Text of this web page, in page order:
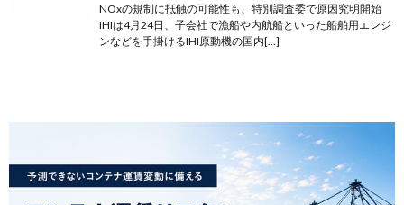
NOxの規制に抵触の可能性も、特別調査委で原因究明開始
IHIは4月24日、子会社で漁船や内航船といった船舶用エンジ
ンなどを手掛けるIHI原動機の国内[…]